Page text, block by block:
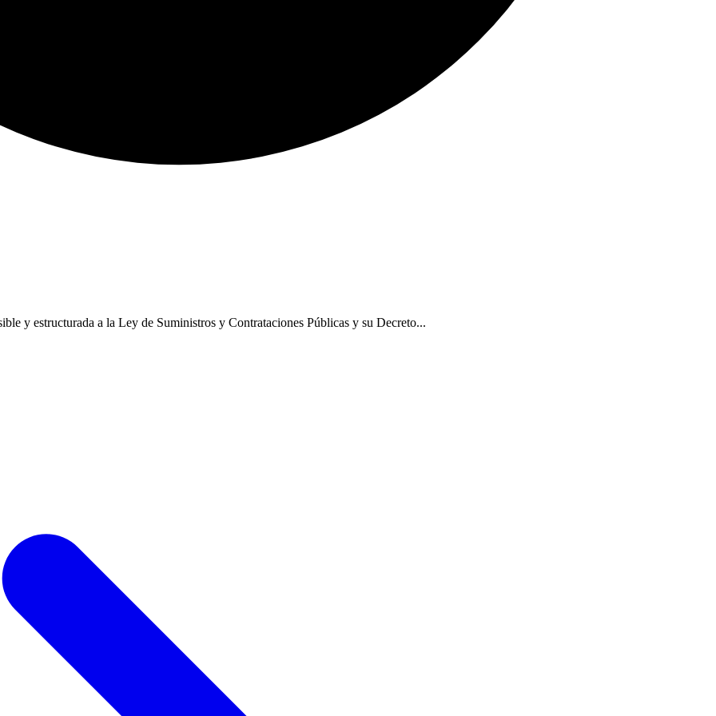
y estructurada a la Ley de Suministros y Contrataciones Públicas y su Decreto...